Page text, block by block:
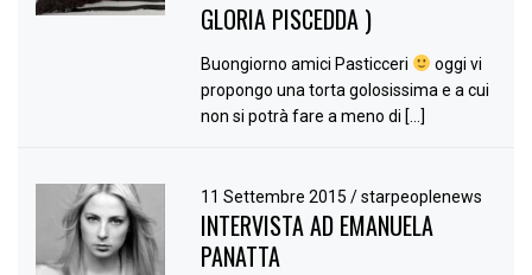
GLORIA PISCEDDA )
Buongiorno amici Pasticceri
oggi vi
propongo una torta golosissima e a cui
non si potrà fare a meno di […]
11 Settembre 2015/ starpeoplenews
INTERVISTA AD EMANUELA
PANATTA